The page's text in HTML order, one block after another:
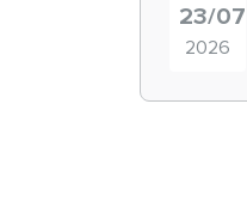
23/07
2026